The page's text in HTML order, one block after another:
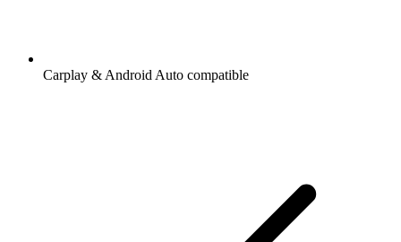
Carplay & Android Auto compatible